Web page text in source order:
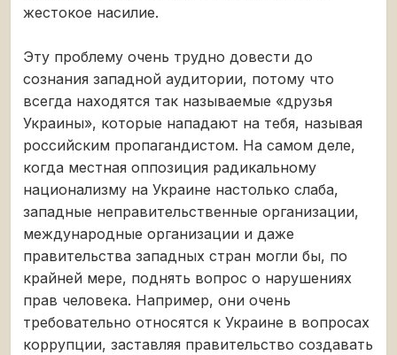
жестокое насилие.
Эту проблему очень трудно довести до
сознания западной аудитории, потому что
всегда находятся так называемые «друзья
Украины», которые нападают на тебя, называя
российским пропагандистом. На самом деле,
когда местная оппозиция радикальному
национализму на Украине настолько слаба,
западные неправительственные организации,
международные организации и даже
правительства западных стран могли бы, по
крайней мере, поднять вопрос о нарушениях
прав человека. Например, они очень
требовательно относятся к Украине в вопросах
коррупции, заставляя правительство создавать